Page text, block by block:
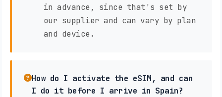
in advance, since that's set by
our supplier and can vary by plan
and device.
How do I activate the eSIM, and can
I do it before I arrive in Spain?